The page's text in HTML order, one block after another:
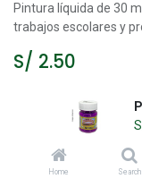
Home Search
Pintura líquida de 30
trabajos escolares y
S/ 2.50
Agregar a la